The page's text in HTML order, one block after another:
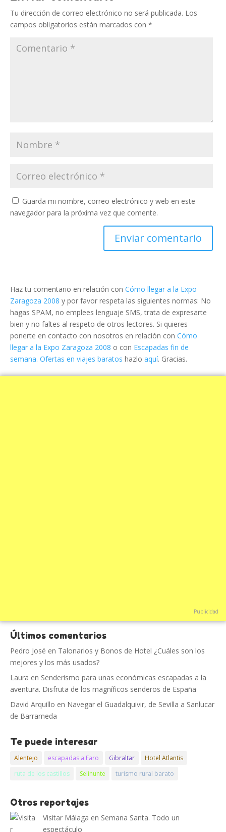
Tu dirección de correo electrónico no será publicada. Los
campos obligatorios están marcados con *
Guarda mi nombre, correo electrónico y web en este
navegador para la próxima vez que comente.
Haz tu comentario en relación con Cómo llegar a la Expo
Zaragoza 2008 y por favor respeta las siguientes normas: No
hagas SPAM, no emplees lenguaje SMS, trata de expresarte
bien y no faltes al respeto de otros lectores. Si quieres
ponerte en contacto con nosotros en relación con Cómo
llegar a la Expo Zaragoza 2008 o con Escapadas fin de
semana. Ofertas en viajes baratos hazlo aquí. Gracias.
Publicidad
Últimos comentarios
Pedro José en Talonarios y Bonos de Hotel ¿Cuáles son los
mejores y los más usados?
Laura en Senderismo para unas económicas escapadas a la
aventura. Disfruta de los magníficos senderos de España
David Arquillo en Navegar el Guadalquivir, de Sevilla a Sanlucar
de Barrameda
Te puede interesar
Alentejo escapadas a Faro Gibraltar
Hotel Atlantis
ruta de los castillos
Selinunte turismo rural barato
Otros reportajes
Visitar Málaga en Semana Santa. Todo un
espectáculo